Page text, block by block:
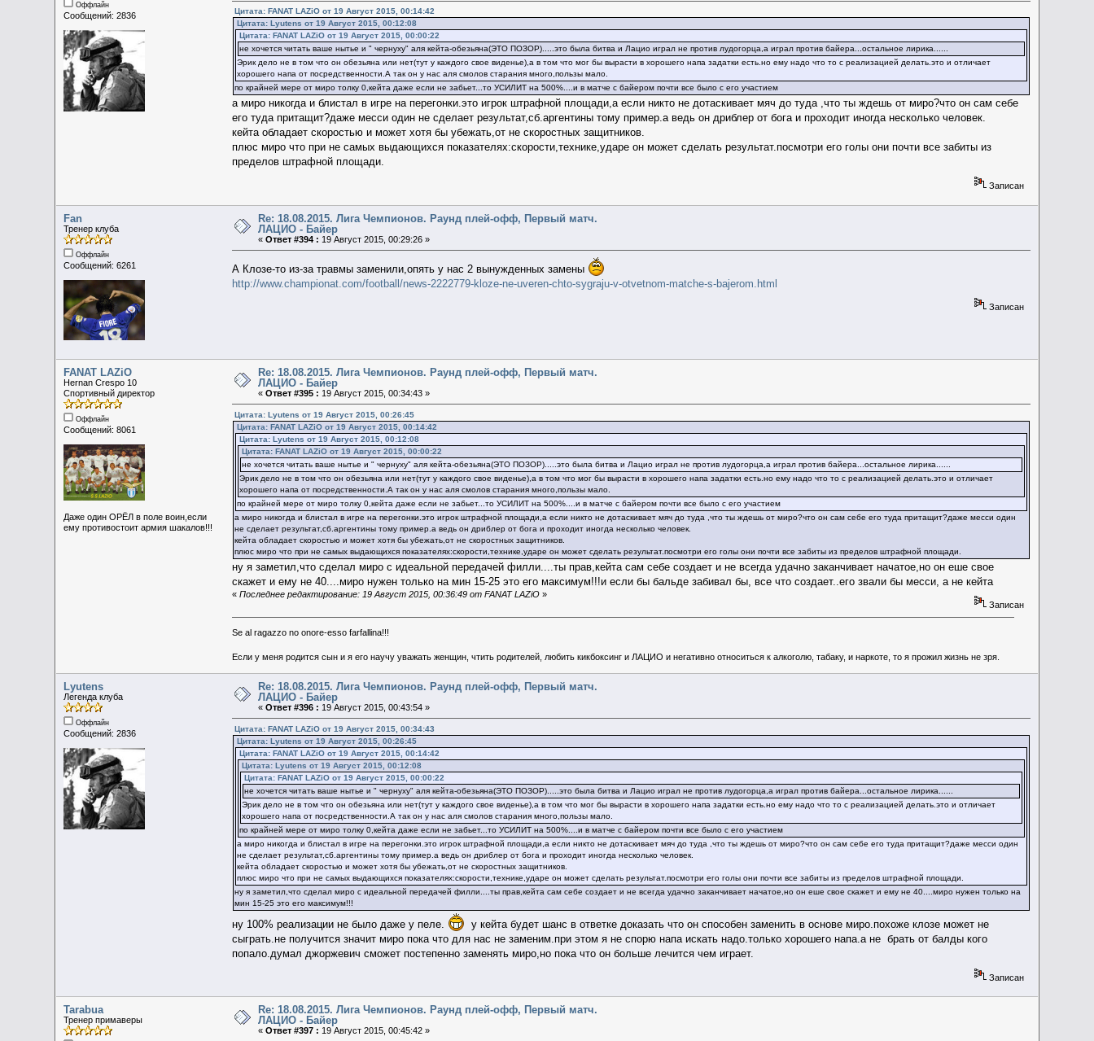
Оффлайн
Сообщений: 2836
Цитата: FANAT LAZiO от 19 Август 2015, 00:14:42
Цитата: Lyutens от 19 Август 2015, 00:12:08
Цитата: FANAT LAZiO от 19 Август 2015, 00:00:22
не хочется читать ваше нытье и " чернуху" аля кейта-обезьяна(ЭТО ПОЗОР).....это была битва и Лацио играл не против лудогорца,а играл против байера...остальное лирика......
Эрик дело не в том что он обезьяна или нет(тут у каждого свое виденье),а в том что мог бы вырасти в хорошего напа задатки есть.но ему надо что то с реализацией делать.это и отличает
хорошего напа от посредственности.А так он у нас аля смолов старания много,пользы мало.
по крайней мере от миро толку 0,кейта даже если не забьет...то УСИЛИТ на 500%....и в матче с байером почти все было с его участием
а миро никогда и блистал в игре на перегонки.это игрок штрафной площади,а если никто не дотаскивает мяч до туда ,что ты ждешь от миро?что он сам себе
его туда притащит?даже месси один не сделает результат,сб.аргентины тому пример.а ведь он дриблер от бога и проходит иногда несколько человек.
кейта обладает скоростью и может хотя бы убежать,от не скоростных защитников.
плюс миро что при не самых выдающихся показателях:скорости,технике,ударе он может сделать результат.посмотри его голы они почти все забиты из
пределов штрафной площади.
Записан
Fan
Тренер клуба
Оффлайн
Сообщений: 6261
Re: 18.08.2015. Лига Чемпионов. Раунд плей-офф, Первый матч.
ЛАЦИО - Байер
«Ответ #394 : 19 Август 2015, 00:29:26 »
А Клозе-то из-за травмы заменили,опять у нас 2 вынужденных замены
http://www.championat.com/football/news-2222779-kloze-ne-uveren-chto-sygraju-v-otvetnom-matche-s-bajerom.html
Записан
FANAT LAZiO
Hernan Crespo 10
Спортивный директор
Оффлайн
Сообщений: 8061
Даже один ОРЁЛ в поле воин,если
ему противостоит армия шакалов!!!
Re: 18.08.2015. Лига Чемпионов. Раунд плей-офф, Первый матч.
ЛАЦИО - Байер
«Ответ #395 : 19 Август 2015, 00:34:43 »
Цитата: Lyutens от 19 Август 2015, 00:26:45
Цитата: FANAT LAZiO от 19 Август 2015, 00:14:42
Цитата: Lyutens от 19 Август 2015, 00:12:08
Цитата: FANAT LAZiO от 19 Август 2015, 00:00:22
не хочется читать ваше нытье и " чернуху" аля кейта-обезьяна(ЭТО ПОЗОР).....это была битва и Лацио играл не против лудогорца,а играл против байера...остальное лирика......
Эрик дело не в том что он обезьяна или нет(тут у каждого свое виденье),а в том что мог бы вырасти в хорошего напа задатки есть.но ему надо что то с реализацией делать.это и отличает
хорошего напа от посредственности.А так он у нас аля смолов старания много,пользы мало.
по крайней мере от миро толку 0,кейта даже если не забьет...то УСИЛИТ на 500%....и в матче с байером почти все было с его участием
а миро никогда и блистал в игре на перегонки.это игрок штрафной площади,а если никто не дотаскивает мяч до туда ,что ты ждешь от миро?что он сам себе его туда притащит?даже месси один
не сделает результат,сб.аргентины тому пример.а ведь он дриблер от бога и проходит иногда несколько человек.
кейта обладает скоростью и может хотя бы убежать,от не скоростных защитников.
плюс миро что при не самых выдающихся показателях:скорости,технике,ударе он может сделать результат.посмотри его голы они почти все забиты из пределов штрафной площади.
ну я заметил,что сделал миро с идеальной передачей филли....ты прав,кейта сам себе создает и не всегда удачно заканчивает начатое,но он еше свое
скажет и ему не 40....миро нужен только на мин 15-25 это его максимум!!!и если бы бальде забивал бы, все что создает..его звали бы месси, а не кейта
« Последнее редактирование: 19 Август 2015, 00:36:49 от FANAT LAZiO»
Записан
Se al ragazzo no onore-esso farfallina!!!
Если у меня родится сын и я его научу уважать женщин, чтить родителей, любить кикбоксинг и ЛАЦИО и негативно относиться к алкоголю, табаку, и наркоте, то я прожил жизнь не зря.
Lyutens
Легенда клуба
Оффлайн
Сообщений: 2836
Re: 18.08.2015. Лига Чемпионов. Раунд плей-офф, Первый матч.
ЛАЦИО - Байер
«Ответ #396 : 19 Август 2015, 00:43:54 »
Цитата: FANAT LAZiO от 19 Август 2015, 00:34:43
Цитата: Lyutens от 19 Август 2015, 00:26:45
Цитата: FANAT LAZiO от 19 Август 2015, 00:14:42
Цитата: Lyutens от 19 Август 2015, 00:12:08
Цитата: FANAT LAZiO от 19 Август 2015, 00:00:22
не хочется читать ваше нытье и " чернуху" аля кейта-обезьяна(ЭТО ПОЗОР).....это была битва и Лацио играл не против лудогорца,а играл против байера...остальное лирика......
Эрик дело не в том что он обезьяна или нет(тут у каждого свое виденье),а в том что мог бы вырасти в хорошего напа задатки есть.но ему надо что то с реализацией делать.это и отличает
хорошего напа от посредственности.А так он у нас аля смолов старания много,пользы мало.
по крайней мере от миро толку 0,кейта даже если не забьет...то УСИЛИТ на 500%....и в матче с байером почти все было с его участием
а миро никогда и блистал в игре на перегонки.это игрок штрафной площади,а если никто не дотаскивает мяч до туда ,что ты ждешь от миро?что он сам себе его туда притащит?даже месси один
не сделает результат,сб.аргентины тому пример.а ведь он дриблер от бога и проходит иногда несколько человек.
кейта обладает скоростью и может хотя бы убежать,от не скоростных защитников.
плюс миро что при не самых выдающихся показателях:скорости,технике,ударе он может сделать результат.посмотри его голы они почти все забиты из пределов штрафной площади.
ну я заметил,что сделал миро с идеальной передачей филли....ты прав,кейта сам себе создает и не всегда удачно заканчивает начатое,но он еше свое скажет и ему не 40....миро нужен только на
мин 15-25 это его максимум!!!
ну 100% реализации не было даже у пеле.
у кейта будет шанс в ответке доказать что он способен заменить в основе миро.похоже клозе может не
сыграть.не получится значит миро пока что для нас не заменим.при этом я не спорю напа искать надо.только хорошего напа.а не брать от балды кого
попало.думал джоржевич сможет постепенно заменять миро,но пока что он больше лечится чем играет.
Записан
Tarabua
Тренер примаверы
Re: 18.08.2015. Лига Чемпионов. Раунд плей-офф, Первый матч.
ЛАЦИО - Байер
«Ответ #397 : 19 Август 2015, 00:45:42 »